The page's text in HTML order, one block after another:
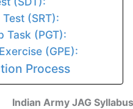
(SRT):
Task (PGT):
(GPE):
Process
Indian Army JAG